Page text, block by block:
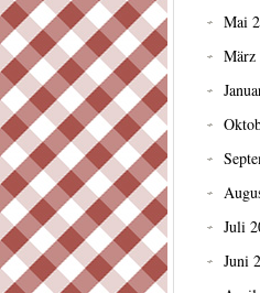
Mai
März
Juli
Juni